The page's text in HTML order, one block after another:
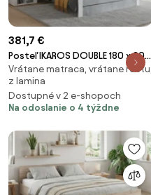
381,7 €
Posteľ IKAROS DOUBLE 180 x 200
cm, betón/biela Rošt: S
latkovým roštom, Matrac:
Matrac SOMMERA 18 cm
Vrátane matraca, vrátane roštu,
z lamina
Dostupné v 2 e-shopoch
Na odoslanie o 4 týždne